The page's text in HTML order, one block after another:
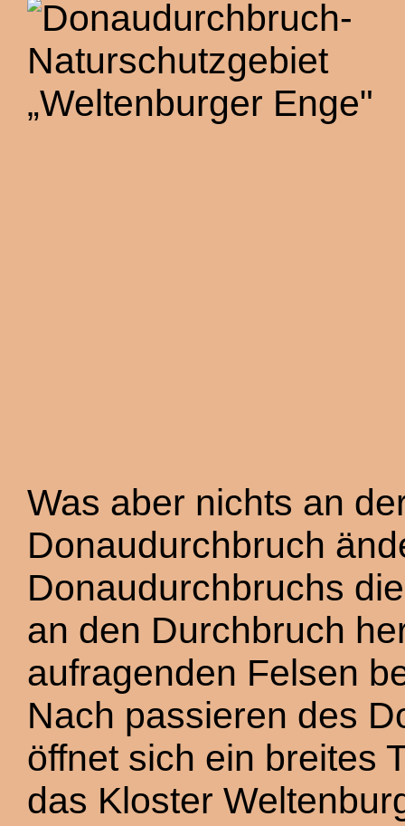
Was aber nichts an
Donaudurchbruch
Donaudurchbruchs
an den Durchbruch
aufragenden Felsen
Nach passieren des
öffnet sich ein breites
das Kloster